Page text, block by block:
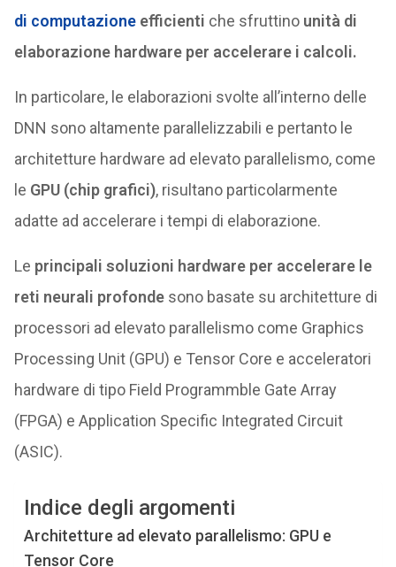
di computazioneefficienti che sfruttinounità di
elaborazione hardware per accelerare i calcoli.
In particolare, le elaborazioni svolte all’interno delle
DNN sono altamente parallelizzabili e pertanto le
architetture hardware ad elevato parallelismo, come
le GPU (chip grafici), risultano particolarmente
adatte ad accelerare i tempi di elaborazione.
Le principali soluzioni hardware per accelerare le
reti neurali profondesono basate su architetture di
processori ad elevato parallelismo come Graphics
Processing Unit (GPU) e Tensor Core e acceleratori
hardware di tipo Field Programmble Gate Array
(FPGA) e Application Specific Integrated Circuit
(ASIC).
Indice degli argomenti
Architetture ad elevato parallelismo: GPU e
Tensor Core